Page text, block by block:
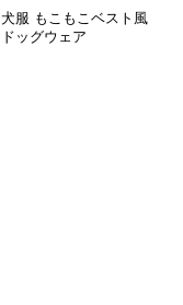
犬服 もこもこベスト風
ドッグウェア